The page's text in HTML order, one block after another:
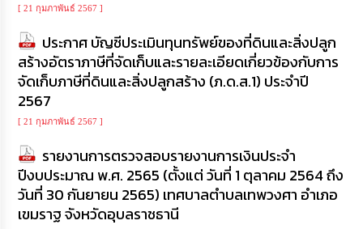
การ
ดำเนิน
การ
เพื่อ
ป้องกัน
การ
ทุจริต
มาตรการ
ภายใน
ป้องกัน
การ
ทุจริต
[ 21 กุมภาพันธ์ 2567 ]
ประกาศ บัญชีประเมินทุนทรัพย์ของที่ดินและสิ่งปลูก
สร้างอัตราภาษีที่จัดเก็บและรายละเอียดเกี่ยวข้องกับการ
จัดเก็บภาษีที่ดินและสิ่งปลูกสร้าง (ภ.ด.ส.1) ประจำปี
2567
[ 21 กุมภาพันธ์ 2567 ]
รายงานการตรวจสอบรายงานการเงินประจำ
ปีงบประมาณ พ.ศ. 2565 (ตั้งแต่ วันที่ 1 ตุลาคม 2564 ถึง
วันที่ 30 กันยายน 2565) เทศบาลตำบลเทพวงศา อำเภอ
เขมราฐ จังหวัดอุบลราชธานี